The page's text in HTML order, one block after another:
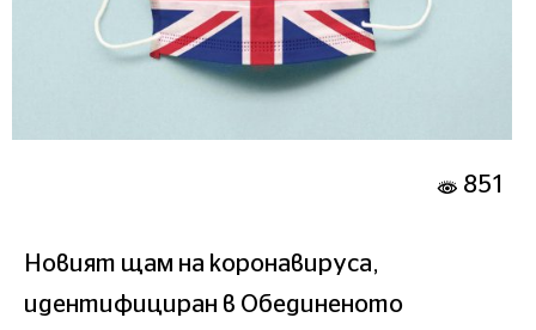
851
Новият щам на коронавируса,
идентифициран в Обединеното